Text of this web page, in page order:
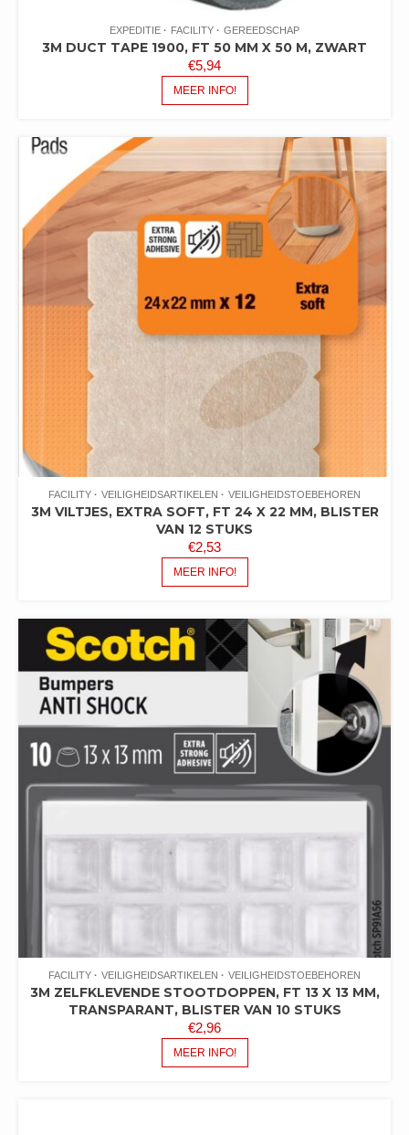
EXPEDITIE FACILITY GEREEDSCHAP
3M DUCT TAPE 1900, FT 50 MM X 50 M, ZWART
€5,94
MEER INFO!
FACILITY VEILIGHEIDSARTIKELEN VEILIGHEIDSTOEBEHOREN
3M VILTJES, EXTRA SOFT, FT 24 X 22 MM, BLISTER
VAN 12 STUKS
€2,53
MEER INFO!
FACILITY VEILIGHEIDSARTIKELEN VEILIGHEIDSTOEBEHOREN
3M ZELFKLEVENDE STOOTDOPPEN, FT 13 X 13 MM,
TRANSPARANT, BLISTER VAN 10 STUKS
€2,96
MEER INFO!